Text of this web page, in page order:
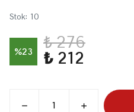
Stok: 10
%23 ₺ 276
₺ 212